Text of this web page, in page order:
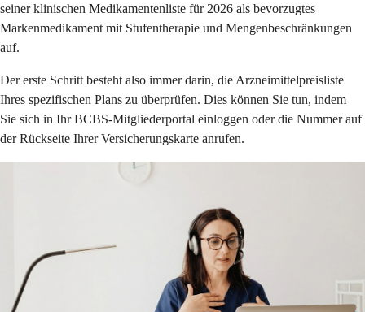
seiner klinischen Medikamentenliste für 2026 als bevorzugtes
Markenmedikament mit Stufentherapie und Mengenbeschränkungen
auf.
Der erste Schritt besteht also immer darin, die Arzneimittelpreisliste
Ihres spezifischen Plans zu überprüfen. Dies können Sie tun, indem
Sie sich in Ihr BCBS-Mitgliederportal einloggen oder die Nummer auf
der Rückseite Ihrer Versicherungskarte anrufen.